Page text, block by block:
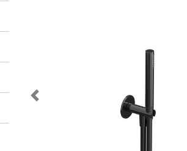
Previous